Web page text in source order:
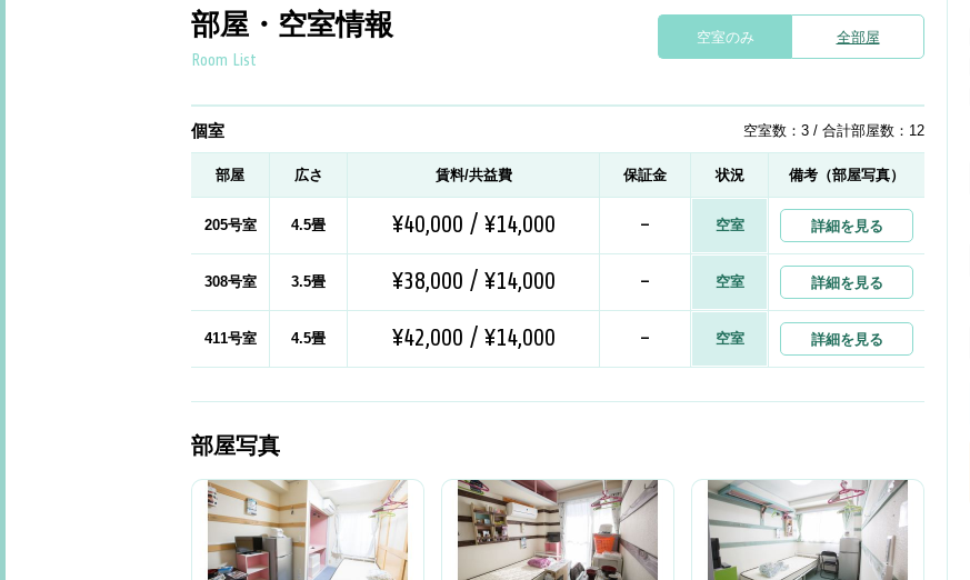
空室のみ 全部屋
部屋・空室情報
Room List
個室 空室数：3 / 合計部屋数：12
部屋 広さ 賃料/共益費 保証金 状況 備考（部屋写真）
205号室 4.5畳 ¥40,000 / ¥14,000 - 空室 詳細を見る
308号室 3.5畳 ¥38,000 / ¥14,000 - 空室 詳細を見る
411号室 4.5畳 ¥42,000 / ¥14,000 - 空室 詳細を見る
部屋写真